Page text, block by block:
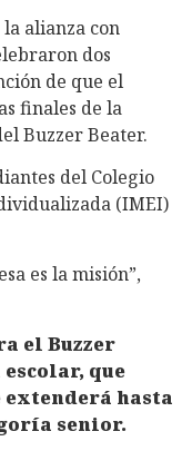
alianza con
dos
de que el
finales de la
Buzzer Beater.
del Colegio
(IMEI)
es la misión”,
el Buzzer
que
extenderá hasta
senior.